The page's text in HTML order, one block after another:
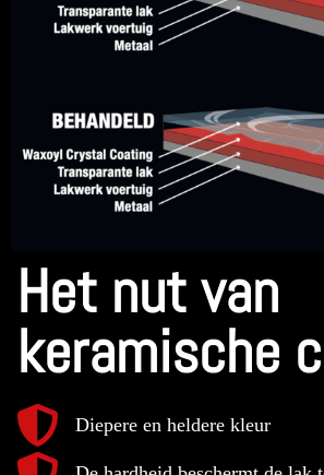
Het nut van
keramische
Diepere en heldere kleur